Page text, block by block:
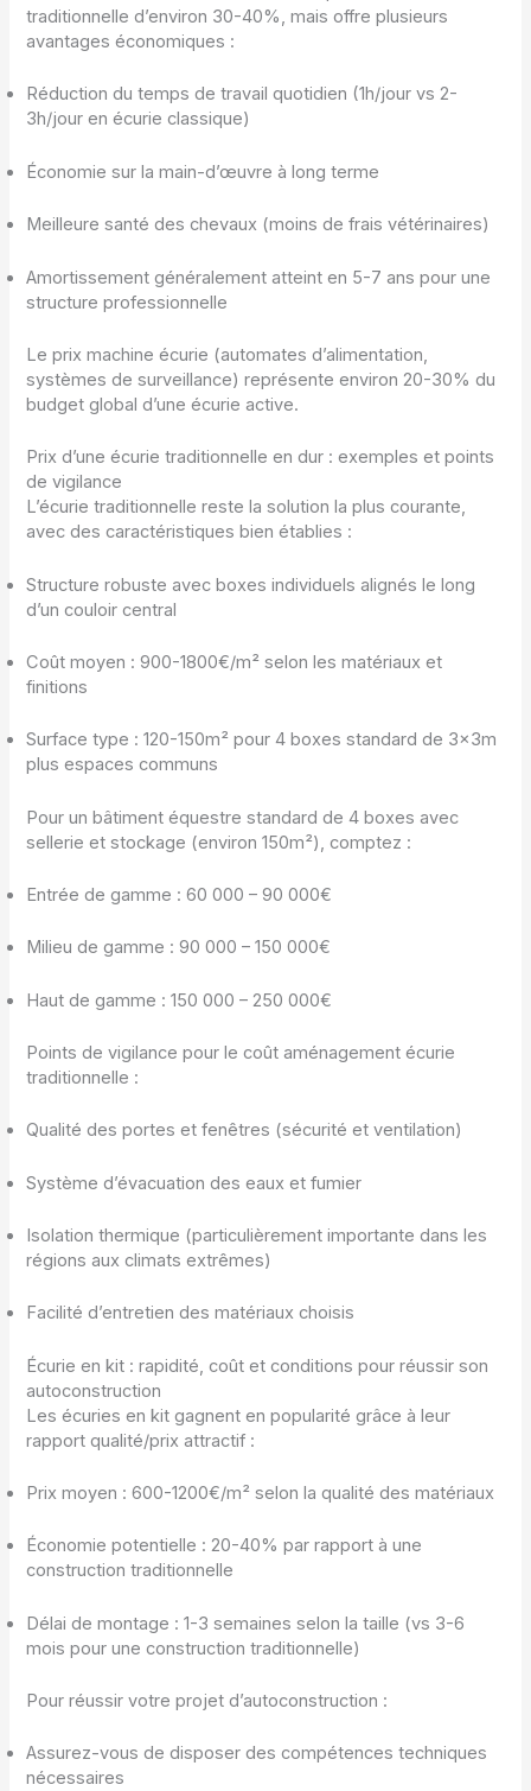
traditionnelle d’environ 30-40%, mais offre plusieurs
avantages économiques :
Réduction du temps de travail quotidien (1h/jour vs 2-
3h/jour en écurie classique)
Économie sur la main-d’œuvre à long terme
Meilleure santé des chevaux (moins de frais vétérinaires)
Amortissement généralement atteint en 5-7 ans pour une
structure professionnelle
Le prix machine écurie (automates d’alimentation,
systèmes de surveillance) représente environ 20-30% du
budget global d’une écurie active.
Prix d’une écurie traditionnelle en dur : exemples et points
de vigilance
L’écurie traditionnelle reste la solution la plus courante,
avec des caractéristiques bien établies :
Structure robuste avec boxes individuels alignés le long
d’un couloir central
Coût moyen : 900-1800€/m² selon les matériaux et
finitions
Surface type : 120-150m² pour 4 boxes standard de 3x3m
plus espaces communs
Pour un bâtiment équestre standard de 4 boxes avec
sellerie et stockage (environ 150m²), comptez :
Entrée de gamme : 60 000 – 90 000€
Milieu de gamme : 90 000 – 150 000€
Haut de gamme : 150 000 – 250 000€
Points de vigilance pour le coût aménagement écurie
traditionnelle :
Qualité des portes et fenêtres (sécurité et ventilation)
Système d’évacuation des eaux et fumier
Isolation thermique (particulièrement importante dans les
régions aux climats extrêmes)
Facilité d’entretien des matériaux choisis
Écurie en kit : rapidité, coût et conditions pour réussir son
autoconstruction
Les écuries en kit gagnent en popularité grâce à leur
rapport qualité/prix attractif :
Prix moyen : 600-1200€/m² selon la qualité des matériaux
Économie potentielle : 20-40% par rapport à une
construction traditionnelle
Délai de montage : 1-3 semaines selon la taille (vs 3-6
mois pour une construction traditionnelle)
Pour réussir votre projet d’autoconstruction :
Assurez-vous de disposer des compétences techniques
nécessaires